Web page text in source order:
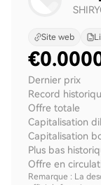
Site web
€
Dernier prix
Record
Offre totale
Capitalisation
Capitalisation
Plus bas
Offre en
Remarque : La